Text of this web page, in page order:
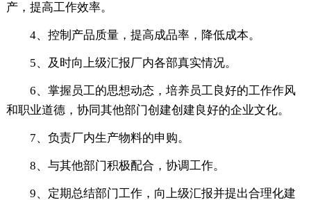
产，提高工作效率。
4、控制产品质量，提高成品率，降低成本。
5、及时向上级汇报厂内各部真实情况。
6、掌握员工的思想动态，培养员工良好的工作作风
和职业道德，协同其他部门创建创建良好的企业文化。
7、负责厂内生产物料的申购。
8、与其他部门积极配合，协调工作。
9、定期总结部门工作，向上级汇报并提出合理化建